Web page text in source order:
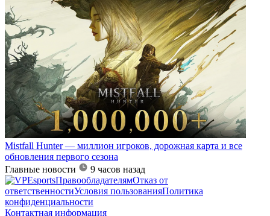
Mistfall Hunter — миллион игроков, дорожная карта и все
обновления первого сезона
Главные новости
9 часов назад
ПравообладателямОтказ от
ответственностиУсловия пользованияПолитика
конфиденциальности
Контактная информация